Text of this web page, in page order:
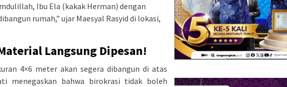
Ibu Ela (kakak Herman) dengan
rumah,” ujar Maesyal Rasyid di lokasi,
Langsung Dipesan!
4×6 meter akan segera dibangun di atas
menegaskan bahwa birokrasi tidak boleh